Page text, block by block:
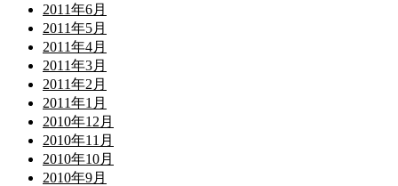
2011年6月
2011年5月
2011年4月
2011年3月
2011年2月
2011年1月
2010年12月
2010年11月
2010年10月
2010年9月